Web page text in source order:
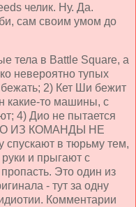
челик. Ну. Да.
сам своим умом до
тела в Battle Square, а
невероятно тупых
2) Кет Ши бежит
какие-то машины, с
4) Дио не пытается
ИЗ КОМАНДЫ НЕ
в тюрьму тем,
и прыгают с
Это один из
- тут за одну
Комментарии